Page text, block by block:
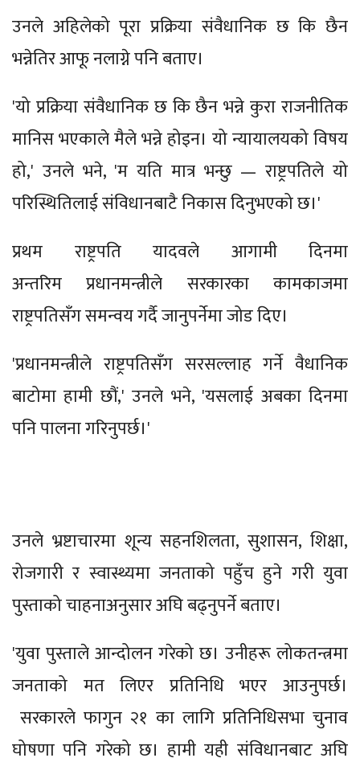
उनले अहिलेको पूरा प्रक्रिया संवैधानिक छ कि छैन
भन्नेतिर आफू नलाग्ने पनि बताए।
'यो प्रक्रिया संवैधानिक छ कि छैन भन्ने कुरा राजनीतिक
मानिस भएकाले मैले भन्ने होइन। यो न्यायालयको विषय
हो,' उनले भने, 'म यति मात्र भन्छु — राष्ट्रपतिले यो
परिस्थितिलाई संविधानबाटै निकास दिनुभएको छ।'
प्रथम राष्ट्रपति यादवले आगामी दिनमा
अन्तरिम प्रधानमन्त्रीले सरकारका कामकाजमा
राष्ट्रपतिसँग समन्वय गर्दै जानुपर्नेमा जोड दिए।
'प्रधानमन्त्रीले राष्ट्रपतिसँग सरसल्लाह गर्ने वैधानिक
बाटोमा हामी छौं,' उनले भने, 'यसलाई अबका दिनमा
पनि पालना गरिनुपर्छ।'
उनले भ्रष्टाचारमा शून्य सहनशिलता, सुशासन, शिक्षा,
रोजगारी र स्वास्थ्यमा जनताको पहुँच हुने गरी युवा
पुस्ताको चाहनाअनुसार अघि बढ्नुपर्ने बताए।
'युवा पुस्ताले आन्दोलन गरेको छ। उनीहरू लोकतन्त्रमा
जनताको मत लिएर प्रतिनिधि भएर आउनुपर्छ।
सरकारले फागुन २१ का लागि प्रतिनिधिसभा चुनाव
घोषणा पनि गरेको छ। हामी यही संविधानबाट अघि